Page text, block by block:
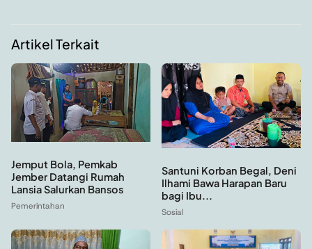
Artikel Terkait
Jemput Bola, Pemkab
Jember Datangi Rumah
Lansia Salurkan Bansos
Pemerintahan
Santuni Korban Begal, Deni
Ilhami Bawa Harapan Baru
bagi Ibu...
Sosial